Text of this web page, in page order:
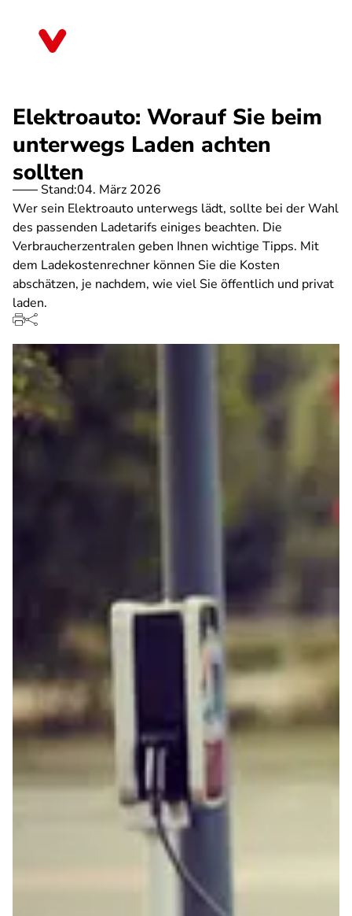
Elektroauto: Worauf Sie beim
unterwegs Laden achten
sollten
Stand:04. März 2026
Wer sein Elektroauto unterwegs lädt, sollte bei der Wahl
des passenden Ladetarifs einiges beachten. Die
Verbraucherzentralen geben Ihnen wichtige Tipps. Mit
dem Ladekostenrechner können Sie die Kosten
abschätzen, je nachdem, wie viel Sie öffentlich und privat
laden.